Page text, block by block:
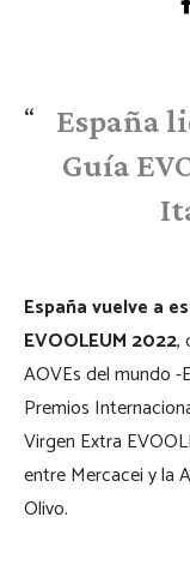
España
Guía
España vuelve a
EVOOLEUM 2022,
AOVEs del mundo -
Premios
Virgen Extra
entre Mercacei y la
Olivo.